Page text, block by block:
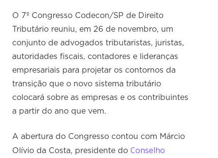
O 7º Congresso Codecon/SP de Direito
Tributário reuniu, em 26 de novembro, um
conjunto de advogados tributaristas, juristas,
autoridades fiscais, contadores e lideranças
empresariais para projetar os contornos da
transição que o novo sistema tributário
colocará sobre as empresas e os contribuintes
a partir do ano que vem.
A abertura do Congresso contou com Márcio
Olívio da Costa, presidente doConselho